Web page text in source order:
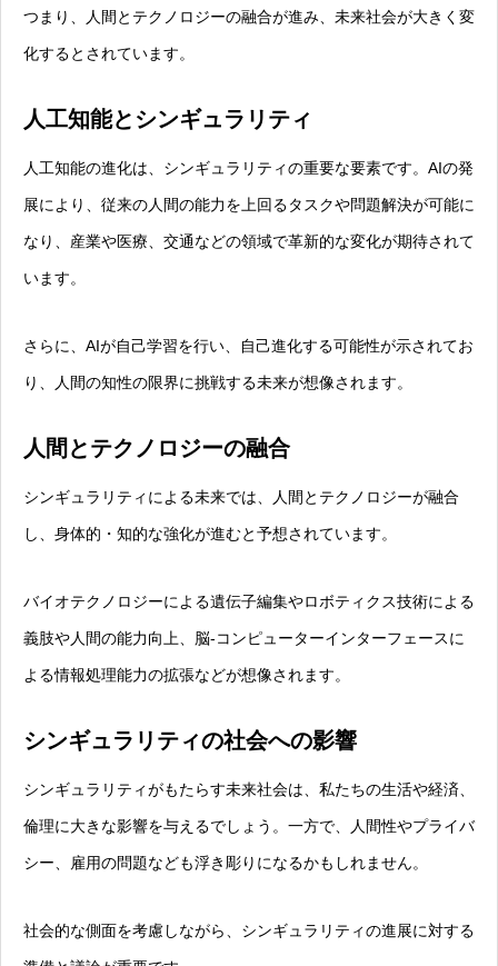
つまり、人間とテクノロジーの融合が進み、未来社会が大きく変
化するとされています。
人工知能とシンギュラリティ
人工知能の進化は、シンギュラリティの重要な要素です。AIの発
展により、従来の人間の能力を上回るタスクや問題解決が可能に
なり、産業や医療、交通などの領域で革新的な変化が期待されて
います。
さらに、AIが自己学習を行い、自己進化する可能性が示されてお
り、人間の知性の限界に挑戦する未来が想像されます。
人間とテクノロジーの融合
シンギュラリティによる未来では、人間とテクノロジーが融合
し、身体的・知的な強化が進むと予想されています。
バイオテクノロジーによる遺伝子編集やロボティクス技術による
義肢や人間の能力向上、脳-コンピューターインターフェースに
よる情報処理能力の拡張などが想像されます。
シンギュラリティの社会への影響
シンギュラリティがもたらす未来社会は、私たちの生活や経済、
倫理に大きな影響を与えるでしょう。一方で、人間性やプライバ
シー、雇用の問題なども浮き彫りになるかもしれません。
社会的な側面を考慮しながら、シンギュラリティの進展に対する